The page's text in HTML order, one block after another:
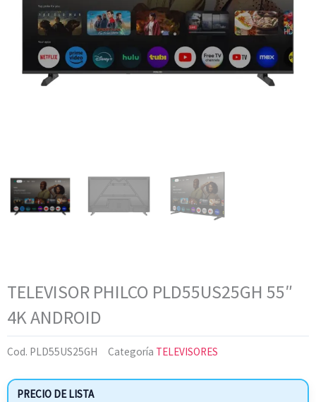
TELEVISOR PHILCO PLD55US25GH 55″
4K ANDROID
Cod. PLD55US25GH Categoría TELEVISORES
PRECIO DE LISTA